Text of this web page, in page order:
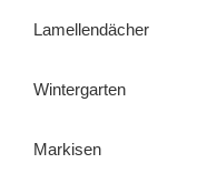
Lamellendächer
Wintergarten
Markisen